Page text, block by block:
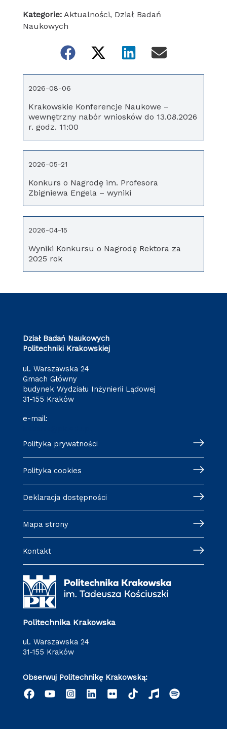
Kategorie: Aktualności, Dział Badań
Naukowych
Krakowskie Konferencje Naukowe –
wewnętrzny nabór wniosków do 13.08.2026
r. godz. 11:00
2026-08-06
Konkurs o Nagrodę im. Profesora
Zbigniewa Engela – wyniki
2026-05-21
Wyniki Konkursu o Nagrodę Rektora za
2025 rok
2026-04-15
Dział Badań Naukowych
Politechniki Krakowskiej
ul. Warszawska 24
Gmach Główny
budynek Wydziału Inżynierii Lądowej
31-155 Kraków
e-mail:
Polityka prywatności
Polityka cookies
Deklaracja dostępności
Mapa strony
Kontakt
Politechnika Krakowska
ul. Warszawska 24
31-155 Kraków
Obserwuj Politechnikę Krakowską: